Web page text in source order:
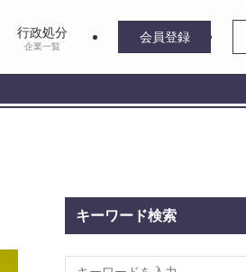
行政処分
企業一覧
会員登録
キーワード検索